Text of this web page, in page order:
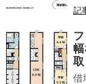
記
取
借